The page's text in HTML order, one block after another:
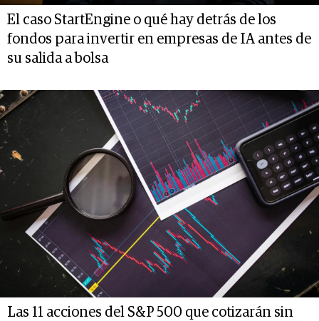
El caso StartEngine o qué hay detrás de los
fondos para invertir en empresas de IA antes de
su salida a bolsa
Las 11 acciones del S&P 500 que cotizarán sin